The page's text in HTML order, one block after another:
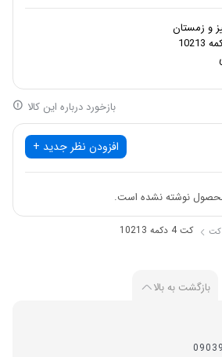
و زمستان
بازخورد درباره این کالا
افزودن نظر جدید +
نوشته نشده است.
کت کت 4 دکمه 10213
بازگشت به بالا